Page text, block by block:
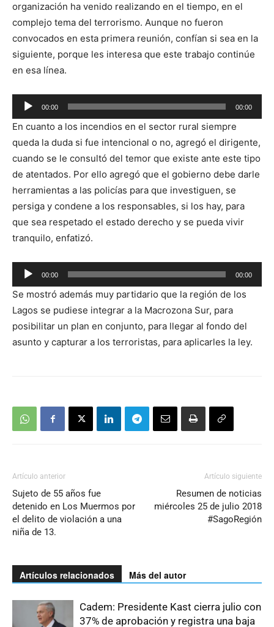
organización ha venido realizando en el tiempo, en el
complejo tema del terrorismo. Aunque no fueron
convocados en esta primera reunión, confían si sea en la
siguiente, porque les interesa que este trabajo continúe
en esa línea.
Reproductor
de
audio
00:00 00:00
En cuanto a los incendios en el sector rural siempre
queda la duda si fue intencional o no, agregó el dirigente,
cuando se le consultó del temor que existe ante este tipo
de atentados. Por ello agregó que el gobierno debe darle
herramientas a las policías para que investiguen, se
persiga y condene a los responsables, si los hay, para
que sea respetado el estado derecho y se pueda vivir
tranquilo, enfatizó.
Reproductor
de
audio
00:00 00:00
Se mostró además muy partidario que la región de los
Lagos se pudiese integrar a la Macrozona Sur, para
posibilitar un plan en conjunto, para llegar al fondo del
asunto y capturar a los terroristas, para aplicarles la ley.
Artículo anterior
Sujeto de 55 años fue
detenido en Los Muermos por
el delito de violación a una
niña de 13.
Artículo siguiente
Resumen de noticias
miércoles 25 de julio 2018
#SagoRegión
Artículos relacionados Más del autor
Cadem: Presidente Kast cierra julio con
37% de aprobación y registra una baja